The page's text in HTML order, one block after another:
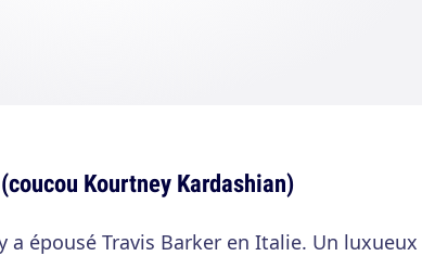
Kourtney Kardashian)
a épousé Travis Barker en Italie. Un luxueux